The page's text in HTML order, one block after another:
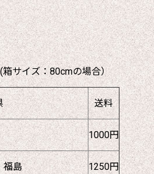
イズ：80cmの場合）
送料
1000円
福島 1250円